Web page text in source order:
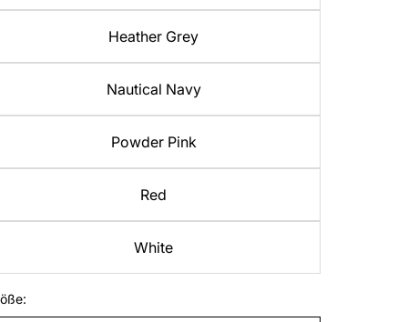
Heather Grey
Nautical Navy
Powder Pink
Red
White